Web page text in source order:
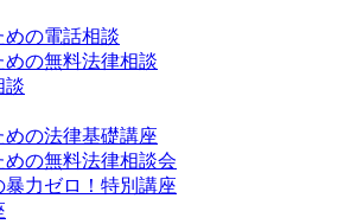
めの電話相談
めの無料法律相談
談
めの法律基礎講座
めの無料法律相談会
暴力ゼロ！特別講座